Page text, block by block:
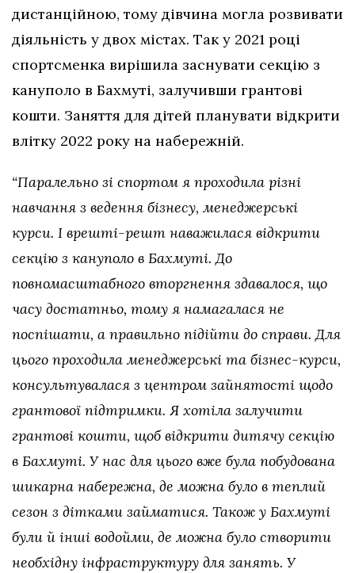
дистанційною, тому дівчина могла розвивати
діяльність у двох містах. Так у 2021 році
спортсменка вирішила заснувати секцію з
кануполо в Бахмуті, залучивши грантові
кошти. Заняття для дітей планувати відкрити
влітку 2022 року на набережній.
“Паралельно зі спортом я проходила різні
навчання з ведення бізнесу, менеджерські
курси. І врешті-решт наважилася відкрити
секцію з кануполо в Бахмуті. До
повномасштабного вторгнення здавалося, що
часу достатньо, тому я намагалася не
поспішати, а правильно підійти до справи. Для
цього проходила менеджерські та бізнес-курси,
консультувалася з центром зайнятості щодо
грантової підтримки. Я хотіла залучити
грантові кошти, щоб відкрити дитячу секцію
в Бахмуті. У нас для цього вже була побудована
шикарна набережна, де можна було в теплий
сезон з дітками займатися. Також у Бахмуті
були й інші водойми, де можна було створити
необхідну інфраструктуру для занять. У